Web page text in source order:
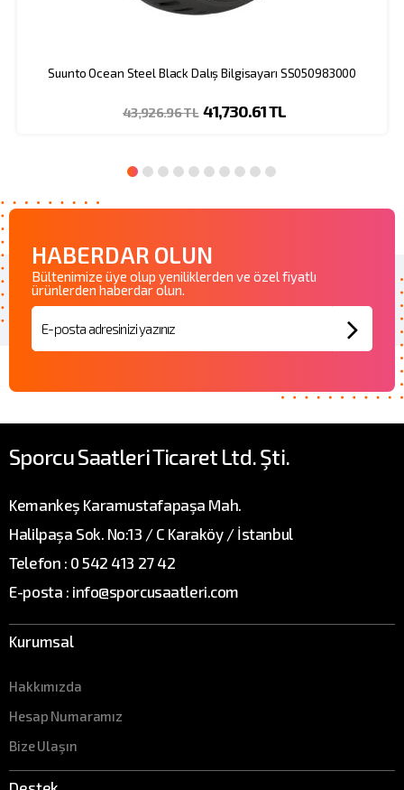
Suunto Ocean Steel Black Dalış Bilgisayarı SS050983000
43,926.96 TL 41,730.61 TL
HABERDAR OLUN
Bültenimize üye olup yeniliklerden ve özel fiyatlı
ürünlerden haberdar olun.
Sporcu Saatleri Ticaret Ltd. Şti.
Kemankeş Karamustafapaşa Mah.
Halilpaşa Sok. No:13 / C Karaköy / İstanbul
Telefon : 0 542 413 27 42
E-posta : info@sporcusaatleri.com
Kurumsal
Hakkımızda
Hesap Numaramız
Bize Ulaşın